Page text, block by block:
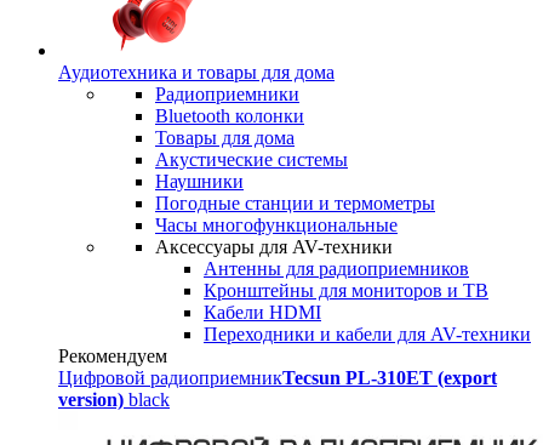
Аудиотехника и товары для дома
Радиоприемники
Bluetooth колонки
Товары для дома
Акустические системы
Наушники
Погодные станции и термометры
Часы многофункциональные
Аксессуары для AV-техники
Антенны для радиоприемников
Кронштейны для мониторов и ТВ
Кабели HDMI
Переходники и кабели для AV-техники
Рекомендуем
Цифровой радиоприемникTecsun PL-310ET (export
version) black